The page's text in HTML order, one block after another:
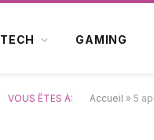
TECH GAMING
VOUS ÊTES À: Accueil » 5